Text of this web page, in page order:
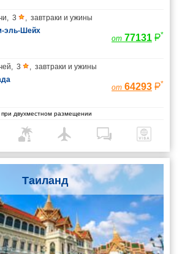
, 3 , завтраки и ужины
эль-Шейх
от 77131 *
, 3 , завтраки и ужины
от 64293 *
двухместном размещении
Таиланд